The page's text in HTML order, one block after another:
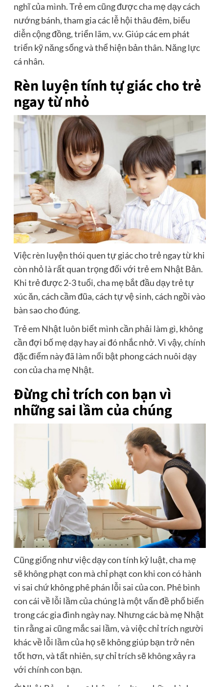
nghĩ của mình. Trẻ em cũng được cha mẹ dạy cách
nướng bánh, tham gia các lễ hội thâu đêm, biểu
diễn cộng đồng, triển lãm, v.v. Giúp các em phát
triển kỹ năng sống và thể hiện bản thân. Năng lực
cá nhân.
Rèn luyện tính tự giác cho trẻ
ngay từ nhỏ
Việc rèn luyện thói quen tự giác cho trẻ ngay từ khi
còn nhỏ là rất quan trọng đối với trẻ em Nhật Bản.
Khi trẻ được 2-3 tuổi, cha mẹ bắt đầu dạy trẻ tự
xúc ăn, cách cầm đũa, cách tự vệ sinh, cách ngồi vào
bàn sao cho đúng.
Trẻ em Nhật luôn biết mình cần phải làm gì, không
cần đợi bố mẹ dạy hay ai đó nhắc nhở. Vì vậy, chính
đặc điểm này đã làm nổi bật phong cách nuôi dạy
con của cha mẹ Nhật.
Đừng chỉ trích con bạn vì
những sai lầm của chúng
Cũng giống như việc dạy con tính kỷ luật, cha mẹ
sẽ không phạt con mà chỉ phạt con khi con có hành
vi sai chứ không phê phán lỗi sai của con. Phê bình
con cái về lỗi lầm của chúng là một vấn đề phổ biến
trong các gia đình ngày nay. Nhưng các bà mẹ Nhật
tin rằng ai cũng mắc sai lầm, và việc chỉ trích người
khác về lỗi lầm của họ sẽ không giúp bạn trở nên
tốt hơn, và tất nhiên, sự chỉ trích sẽ không xảy ra
với chính con bạn.